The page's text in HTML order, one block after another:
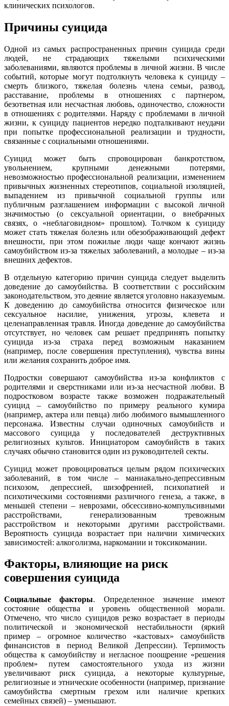
клинических психологов.
Причины суицида
Одной из самых распространенных причин суицида среди
людей, не страдающих тяжелыми психическими
заболеваниями, являются проблемы в личной жизни. В числе
событий, которые могут подтолкнуть человека к суициду –
смерть близкого, тяжелая болезнь члена семьи, развод,
расставание, проблемы в отношениях с партнером,
безответная или несчастная любовь, одиночество, сложности
в отношениях с родителями. Наряду с проблемами в личной
жизни, к суициду пациентов нередко подталкивают неудачи
при попытке профессиональной реализации и трудности,
связанные с социальными отношениями.
Суицид может быть спровоцирован банкротством,
увольнением, крупными денежными потерями,
невозможностью профессиональной реализации, изменением
привычных жизненных стереотипов, социальной изоляцией,
выпадением из привычной социальной группы или
публичным разглашением информации с высокой личной
значимостью (о сексуальной ориентации, о внебрачных
связях, о «неблаговидном» прошлом). Толчком к суициду
может стать тяжелая болезнь или обезображивающий дефект
внешности, при этом пожилые люди чаще кончают жизнь
самоубийством из-за тяжелых заболеваний, а молодые – из-за
внешних дефектов.
В отдельную категорию причин суицида следует выделить
доведение до самоубийства. В соответствии с российским
законодательством, это деяние является уголовно наказуемым.
К доведению до самоубийства относится физическое или
сексуальное насилие, унижения, угрозы, клевета и
целенаправленная травля. Иногда доведение до самоубийства
отсутствует, но человек сам решает предпринять попытку
суицида из-за страха перед возможным наказанием
(например, после совершения преступления), чувства вины
или желания сохранить доброе имя.
Подростки совершают самоубийства из-за конфликтов с
родителями и сверстниками или из-за несчастной любви. В
подростковом возрасте также возможен подражательный
суицид – самоубийство по примеру реального кумира
(например, актера или певца) либо любимого вымышленного
персонажа. Известны случаи одиночных самоубийств и
массового суицида у последователей деструктивных
религиозных культов. Инициатором самоубийств в таких
случаях обычно становится один из руководителей секты.
Суицид может провоцироваться целым рядом психических
заболеваний, в том числе – маниакально-депрессивным
психозом, депрессией, шизофренией, психопатией и
психотическими состояниями различного генеза, а также, в
меньшей степени – неврозами, обсессивно-компульсивными
расстройствами, генерализованным тревожным
расстройством и некоторыми другими расстройствами.
Вероятность суицида возрастает при наличии химических
зависимостей: алкоголизма, наркомании и токсикомании.
Факторы, влияющие на риск
совершения суицида
Социальные факторы. Определенное значение имеют
состояние общества и уровень общественной морали.
Отмечено, что число суицидов резко возрастает в периоды
политической и экономической нестабильности (яркий
пример – огромное количество «кастовых» самоубийств
финансистов в период Великой Депрессии). Терпимость
общества к самоубийству и негласное поощрение «решения
проблем» путем самостоятельного ухода из жизни
увеличивают риск суицида, а некоторые культурные,
религиозные и этнические особенности (например, признание
самоубийства смертным грехом или наличие крепких
семейных связей) – уменьшают.